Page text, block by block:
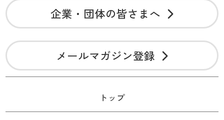
企業・団体の皆さまへ
メールマガジン登録
トップ